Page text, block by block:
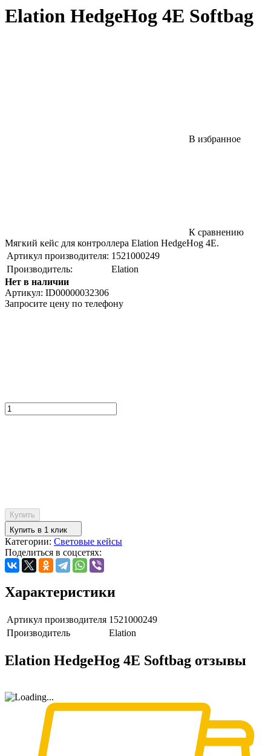
Elation HedgeHog 4E Softbag
В избранное
К сравнению
Мягкий кейс для контроллера Elation HedgeHog 4E.
Артикул производителя: 1521000249
Производитель:
Elation
Нет в наличии
Артикул: ID00000032306
Запросите цену по телефону
Купить
Купить в 1 клик
Категории: Световые кейсы
Поделиться в соцсетях:
Характеристики
Артикул производителя 1521000249
Производитель
Elation
Elation HedgeHog 4E Softbag отзывы